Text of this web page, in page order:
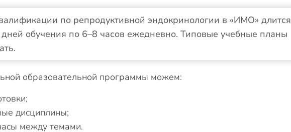
по репродуктивной эндокринологии в «ИМО» длится
дней обучения по 6–8 часов ежедневно. Типовые учебные планы
образовательной программы можем:
дисциплины;
между темами.